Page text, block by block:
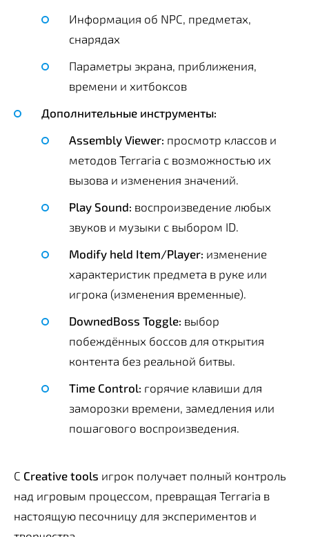
Информация об NPC, предметах,
снарядах
Параметры экрана, приближения,
времени и хитбоксов
Дополнительные инструменты:
Assembly Viewer: просмотр классов и
методов Terraria с возможностью их
вызова и изменения значений.
Play Sound: воспроизведение любых
звуков и музыки с выбором ID.
Modify held Item/Player: изменение
характеристик предмета в руке или
игрока (изменения временные).
DownedBoss Toggle: выбор
побеждённых боссов для открытия
контента без реальной битвы.
Time Control: горячие клавиши для
заморозки времени, замедления или
пошагового воспроизведения.
С Creative tools игрок получает полный контроль
над игровым процессом, превращая Terraria в
настоящую песочницу для экспериментов и